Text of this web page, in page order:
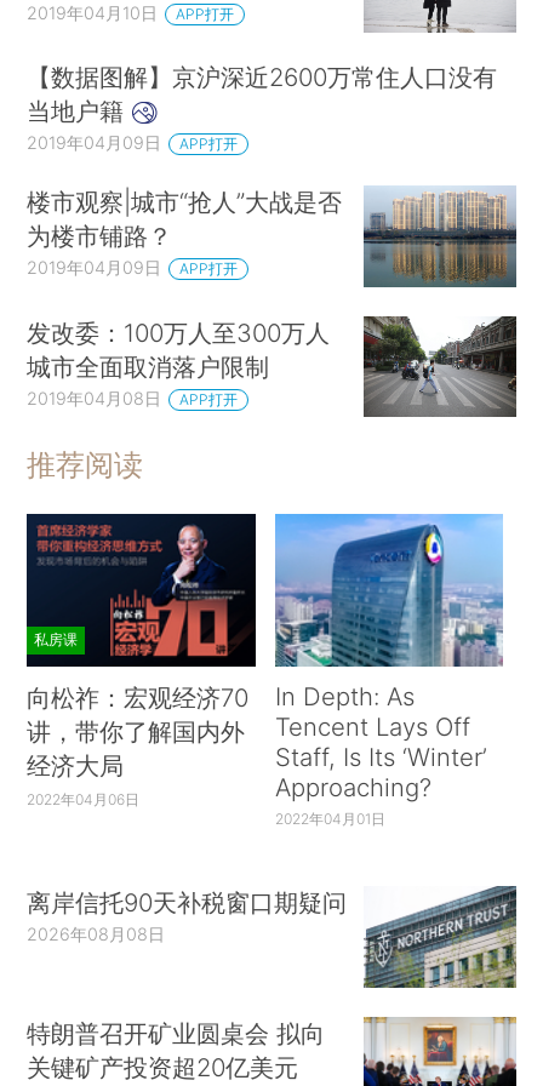
2019年04月10日 APP打开
【数据图解】京沪深近2600万常住人口没有
当地户籍
2019年04月09日 APP打开
楼市观察|城市“抢人”大战是否
为楼市铺路？
2019年04月09日 APP打开
发改委：100万人至300万人
城市全面取消落户限制
2019年04月08日 APP打开
推荐阅读
私房课
向松祚：宏观经济70
讲，带你了解国内外
经济大局
2022年04月06日
In Depth: As
Tencent Lays Off
Staff, Is Its ‘Winter’
Approaching?
2022年04月01日
离岸信托90天补税窗口期疑问
2026年08月08日
特朗普召开矿业圆桌会 拟向
关键矿产投资超20亿美元